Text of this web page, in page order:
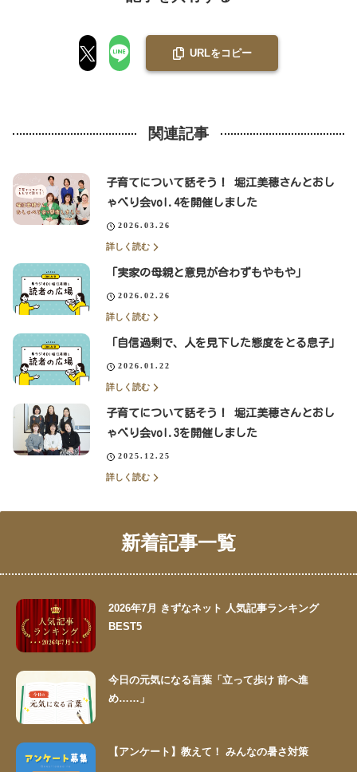
URLをコピー
関連記事
子育てについて話そう！ 堀江美穂さんとおし
ゃべり会vol.4を開催しました
2026.03.26
詳しく読む
「実家の母親と意見が合わずもやもや」
2026.02.26
詳しく読む
「自信過剰で、人を見下した態度をとる息子」
2026.01.22
詳しく読む
子育てについて話そう！ 堀江美穂さんとおし
ゃべり会vol.3を開催しました
2025.12.25
詳しく読む
新着記事一覧
2026年7月 きずなネット 人気記事ランキング
BEST5
今日の元気になる言葉「立って歩け 前へ進
め……」
【アンケート】教えて！ みんなの暑さ対策